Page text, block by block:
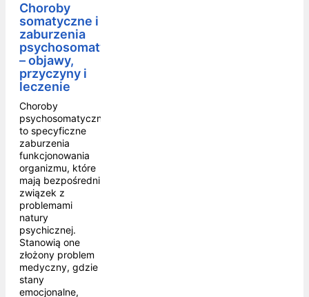
Choroby
somatyczne i
zaburzenia
psychosomatyczne
– objawy,
przyczyny i
leczenie
Choroby
psychosomatyczne
to specyficzne
zaburzenia
funkcjonowania
organizmu, które
mają bezpośredni
związek z
problemami
natury
psychicznej.
Stanowią one
złożony problem
medyczny, gdzie
stany
emocjonalne,